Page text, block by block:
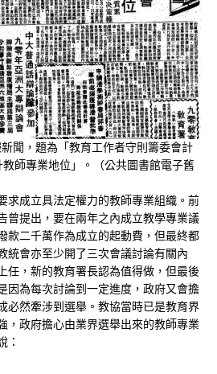
聞，題為「教育工作者守則籌委會計
師專業地位」。（公共圖書館電子舊
求成立具法定權力的教師專業組織。前
曾提出，要在兩年之內成立教學專業議
款二千萬作為成立的起動費，但最終都
統會亦至少開了三次會議討論有關內
任，新的教育署長認為值得做，但最後
因為每次討論到一定進度，政府又會擔
必然牽涉到選舉。教協當時已是教育界
，政府擔心由業界選舉出來的教師專業
：